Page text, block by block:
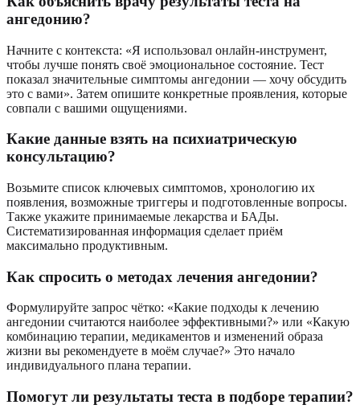
ангедонию?
Начните с контекста: «Я использовал онлайн-инструмент,
чтобы лучше понять своё эмоциональное состояние. Тест
показал значительные симптомы ангедонии — хочу обсудить
это с вами». Затем опишите конкретные проявления, которые
совпали с вашими ощущениями.
Какие данные взять на психиатрическую
консультацию?
Возьмите список ключевых симптомов, хронологию их
появления, возможные триггеры и подготовленные вопросы.
Также укажите принимаемые лекарства и БАДы.
Систематизированная информация сделает приём
максимально продуктивным.
Как спросить о методах лечения ангедонии?
Формулируйте запрос чётко: «Какие подходы к лечению
ангедонии считаются наиболее эффективными?» или «Какую
комбинацию терапии, медикаментов и изменений образа
жизни вы рекомендуете в моём случае?» Это начало
индивидуального плана терапии.
Помогут ли результаты теста в подборе терапии?